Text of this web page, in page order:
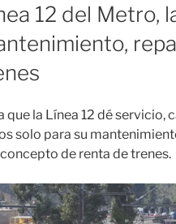
12 del Metro,
que la Línea 12 dé servicio,
solo para su
de renta de trenes.